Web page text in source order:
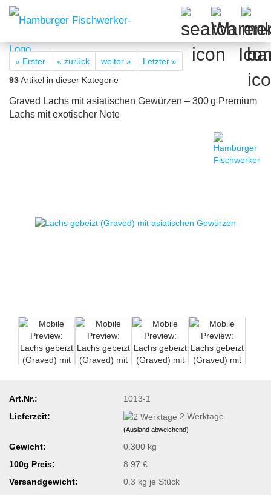
« Erster « zurück weiter »
Letzter »
93Artikel in dieser Kategorie
Graved Lachs mit asiatischen Gewürzen – 300 g Premium
Lachs mit exotischer Note
Art.Nr.:
1013-1
Lieferzeit:
2 Werktage
(Ausland abweichend)
Gewicht:
0.300 kg
100g Preis:
8.97 €
Versandgewicht:
0.3 kg je Stück